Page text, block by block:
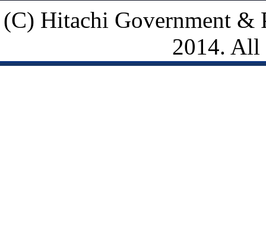
(C) Hitachi Government &
2014. All